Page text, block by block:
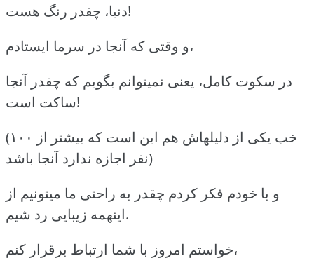
دنیا، چقدر رنگ هست!
و وقتی که آنجا در سرما ایستادم،
در سکوت کامل، یعنی نمیتوانم بگویم که چقدر آنجا
ساکت است!
(خب یکی از دلیلهاش هم این است که بیشتر از ۱۰۰
نفر اجازه ندارد آنجا باشد)
و با خودم فکر کردم چقدر به راحتی ما میتونیم از
اینهمه زیبایی رد شیم.
خواستم امروز با شما ارتباط برقرار کنم،